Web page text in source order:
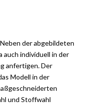
der abgebildeten
auch individuell in der
anfertigen. Der
Modell in der
und Stoffwahl